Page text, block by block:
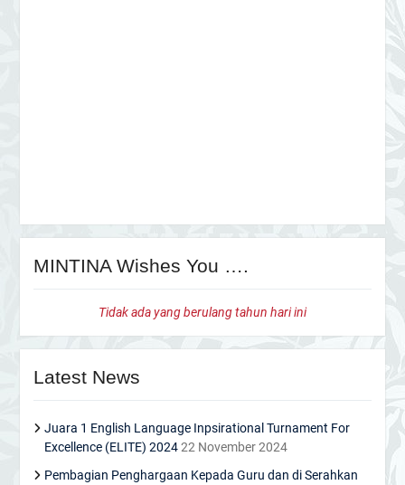
MINTINA Wishes You ….
Tidak ada yang berulang tahun hari ini
Latest News
Juara 1 English Language Inpsirational Turnament For
Excellence (ELITE) 2024 22 November 2024
Pembagian Penghargaan Kepada Guru dan di Serahkan